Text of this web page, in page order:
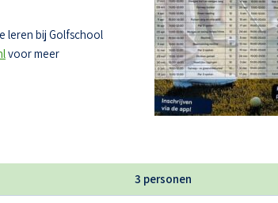
leren bij Golfschool
voor meer
3 personen